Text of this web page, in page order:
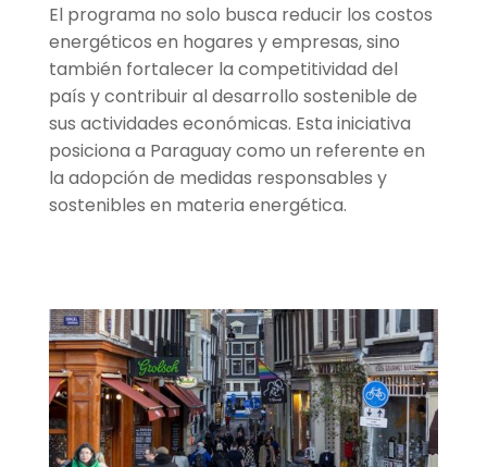
El programa no solo busca reducir los costos
energéticos en hogares y empresas, sino
también fortalecer la competitividad del
país y contribuir al desarrollo sostenible de
sus actividades económicas. Esta iniciativa
posiciona a Paraguay como un referente en
la adopción de medidas responsables y
sostenibles en materia energética.